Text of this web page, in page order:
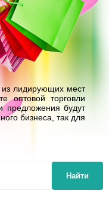
лидирующих мест
оптовой торговли
предложения будут
бизнеса, так для
Найти